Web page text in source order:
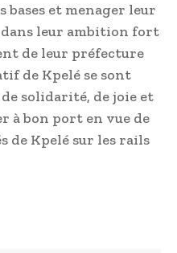
et menager leur
leur ambition fort
de leur préfecture
de Kpelé se sont
solidarité, de joie et
bon port en vue de
de Kpelé sur les rails